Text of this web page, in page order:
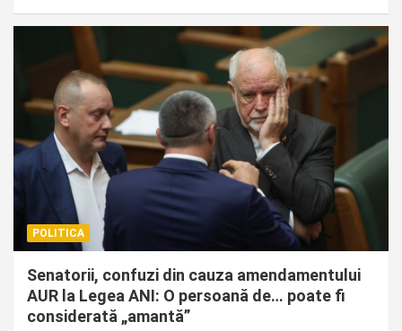
POLITICA
Senatorii, confuzi din cauza amendamentului
AUR la Legea ANI: O persoană de… poate fi
considerată „amantă”